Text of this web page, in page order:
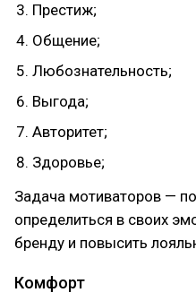
Престиж;
Общение;
Любознательность;
Выгода;
Авторитет;
Здоровье;
Задача мотиваторов —
определиться в своих
бренду и повысить
Комфорт